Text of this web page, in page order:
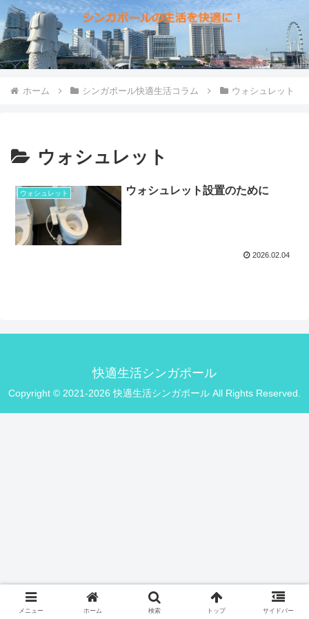
ホーム シンガポール快適生活コラム ウォシュレット
ウォシュレット
ウォシュレット ウォシュレット設置のために
2026.02.04
快適生活シンガポール
Copyright © 2021-2026 快適生活シンガポール All Rights Reserved.
メニュー ホーム 検索 トップ サイドバー